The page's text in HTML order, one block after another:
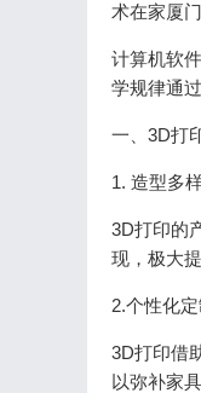
术在家厦
计算机软
学规律通
一、3D打
1. 造型多
3D打印的
现，极大
2.个性化定
3D打印借
以弥补家